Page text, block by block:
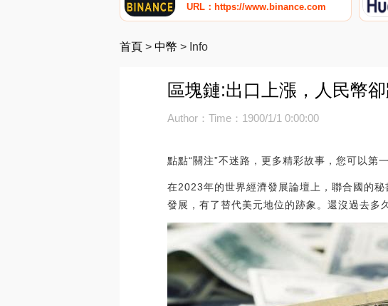
URL：https://www.binance.com
首頁 > 中幣 > Info
區塊鏈:出口上漲，人民幣
Author：Time：1900/1/1 0:00:00
點點“關注”不迷路，更多精彩故事，您可以第
在2023年的世界經濟發展論壇上，聯合國的
發展，有了替代美元地位的跡象。還沒過去多